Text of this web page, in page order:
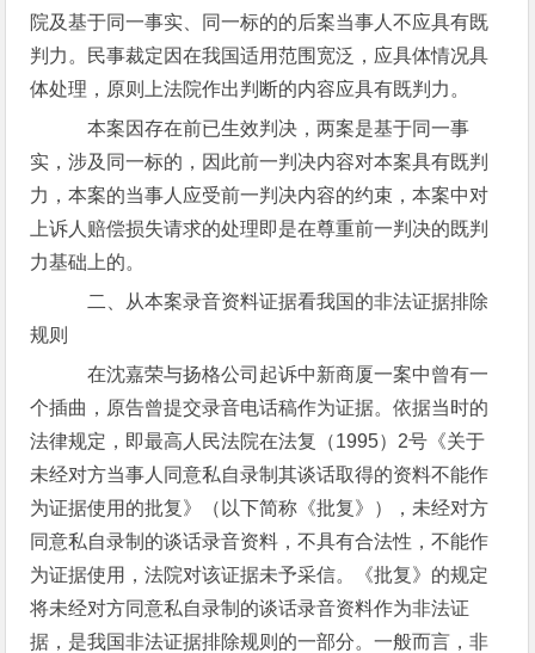
院及基于同一事实、同一标的的后案当事人不应具有既
判力。民事裁定因在我国适用范围宽泛，应具体情况具
体处理，原则上法院作出判断的内容应具有既判力。
本案因存在前已生效判决，两案是基于同一事
实，涉及同一标的，因此前一判决内容对本案具有既判
力，本案的当事人应受前一判决内容的约束，本案中对
上诉人赔偿损失请求的处理即是在尊重前一判决的既判
力基础上的。
二、从本案录音资料证据看我国的非法证据排除
规则
在沈嘉荣与扬格公司起诉中新商厦一案中曾有一
个插曲，原告曾提交录音电话稿作为证据。依据当时的
法律规定，即最高人民法院在法复（1995）2号《关于
未经对方当事人同意私自录制其谈话取得的资料不能作
为证据使用的批复》（以下简称《批复》），未经对方
同意私自录制的谈话录音资料，不具有合法性，不能作
为证据使用，法院对该证据未予采信。《批复》的规定
将未经对方同意私自录制的谈话录音资料作为非法证
据，是我国非法证据排除规则的一部分。一般而言，非